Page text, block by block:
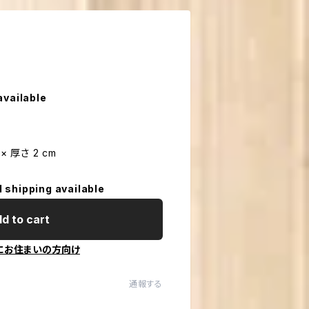
厚さ 2 cm
shipping available
to cart
お住まいの方向け
通報する